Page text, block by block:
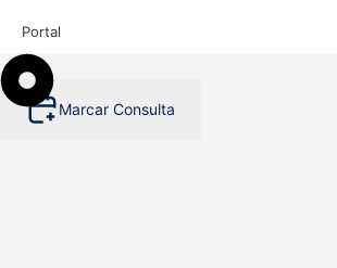
Portal
Marcar Consulta